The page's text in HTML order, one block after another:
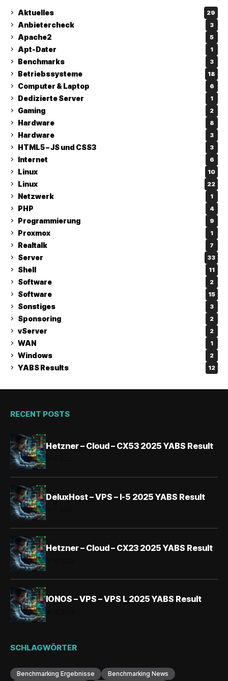
Aktuelles 29
Anbietercheck 3
Apache2 5
Apt-Dater 1
Benchmarks 3
Betriebssysteme 18
Computer & Laptop 6
Dedizierte Server 1
Gaming 2
Hardware 8
Hardware 3
HTML5 – JS und CSS3 3
Internet 6
Linux 10
Linux 22
Netzwerk 1
PHP 4
Programmierung 9
Proxmox 1
Realtalk 7
Server 33
Shell 11
Software 2
Software 15
Sonstiges 3
Sponsoring 2
vServer 2
WAN 1
Windows 2
YABS Results 12
RECENT POSTS
Hetzner – Cloud – CX53 2025 YABS Result
DeluxHost – VPS – I-5 2025 YABS Result
Hetzner – Cloud – CX23 2025 YABS Result
IONOS – VPS – VPS L 2025 YABS Result
SCHLAGWÖRTER
Benchmarking Ergebnisse
Benchmarking News